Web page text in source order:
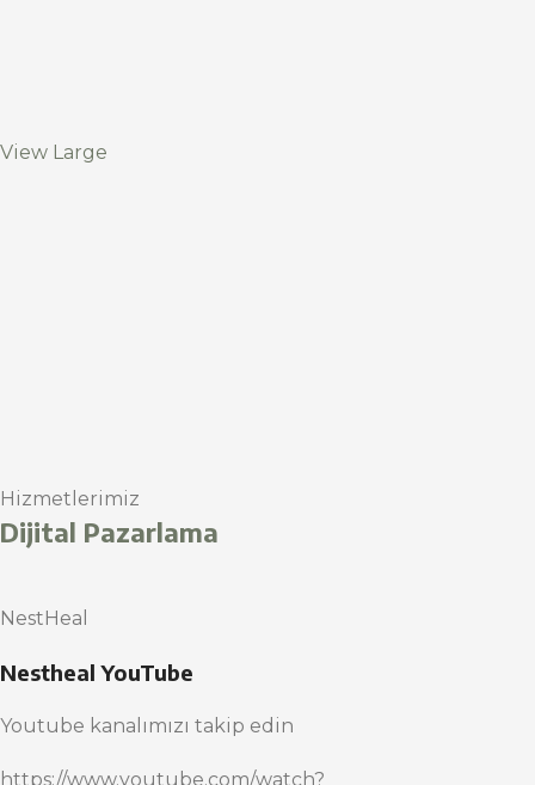
View Large
Hizmetlerimiz
Dijital Pazarlama
NestHeal
Nestheal YouTube
Youtube kanalımızı takip edin
https://www.youtube.com/watch?